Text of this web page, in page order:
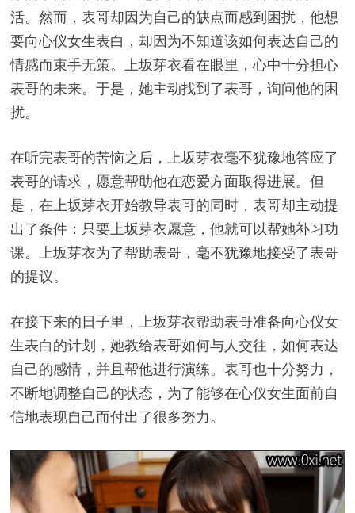
活。然而，表哥却因为自己的缺点而感到困扰，他想
要向心仪女生表白，却因为不知道该如何表达自己的
情感而束手无策。上坂芽衣看在眼里，心中十分担心
表哥的未来。于是，她主动找到了表哥，询问他的困
扰。
在听完表哥的苦恼之后，上坂芽衣毫不犹豫地答应了
表哥的请求，愿意帮助他在恋爱方面取得进展。但
是，在上坂芽衣开始教导表哥的同时，表哥却主动提
出了条件：只要上坂芽衣愿意，他就可以帮她补习功
课。上坂芽衣为了帮助表哥，毫不犹豫地接受了表哥
的提议。
在接下来的日子里，上坂芽衣帮助表哥准备向心仪女
生表白的计划，她教给表哥如何与人交往，如何表达
自己的感情，并且帮他进行演练。表哥也十分努力，
不断地调整自己的状态，为了能够在心仪女生面前自
信地表现自己而付出了很多努力。